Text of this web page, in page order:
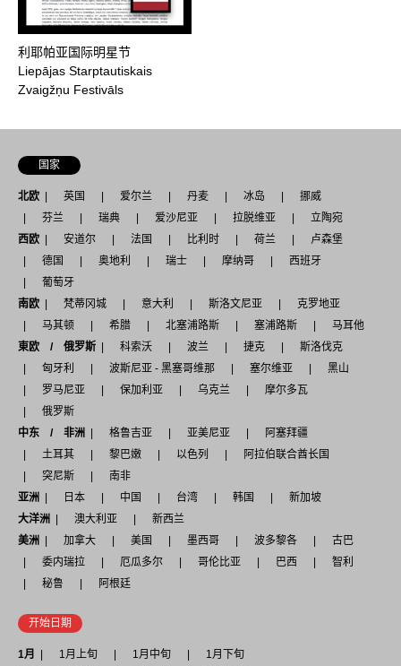
利耶帕亚国际明星节
Liepājas Starptautiskais
Zvaigžņu Festivāls
国家
北欧 英国 爱尔兰 丹麦 冰岛
挪威
芬兰
瑞典 爱沙尼亚 拉脱维亚
立陶宛
西欧
安道尔 法国 比利时 荷兰
卢森堡
德国
奥地利 瑞士 摩纳哥
西班牙
葡萄牙
南欧
梵蒂冈城 意大利 斯洛文尼亚
克罗地亚
马其顿
希腊 北塞浦路斯 塞浦路斯
马耳他
東欧 / 俄罗斯
科索沃 波兰 捷克
斯洛伐克
匈牙利
波斯尼亚 - 黑塞哥维那 塞尔维亚
黑山
罗马尼亚
保加利亚 乌克兰
摩尔多瓦
俄罗斯
中东 / 非洲
格鲁吉亚 亚美尼亚
阿塞拜疆
土耳其
黎巴嫩 以色列
阿拉伯联合酋长国
突尼斯
南非
亚洲
日本 中国 台湾 韩国
新加坡
大洋洲
澳大利亚
新西兰
美洲
加拿大 美国 墨西哥 波多黎各
古巴
委内瑞拉
厄瓜多尔 哥伦比亚 巴西
智利
秘鲁
阿根廷
开始日期
1月 1月上旬 1月中旬
1月下旬